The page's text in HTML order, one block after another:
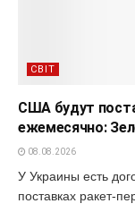
СВІТ
США будут
ежемесячно:
08.08.2026
У Украины есть
поставках ракет-